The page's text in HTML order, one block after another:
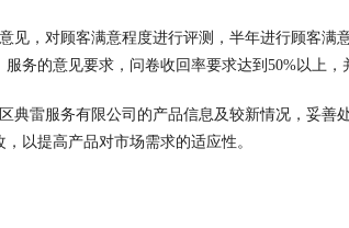
见，对顾客满意程度进行评测，半年进行顾客满
务的意见要求，问卷收回率要求达到50%以上，
典雷服务有限公司的产品信息及较新情况，妥善
以提高产品对市场需求的适应性。